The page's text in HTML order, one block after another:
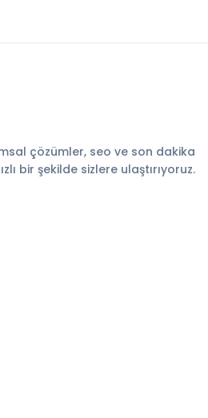
çözümler, seo ve son dakika
bir şekilde sizlere ulaştırıyoruz.